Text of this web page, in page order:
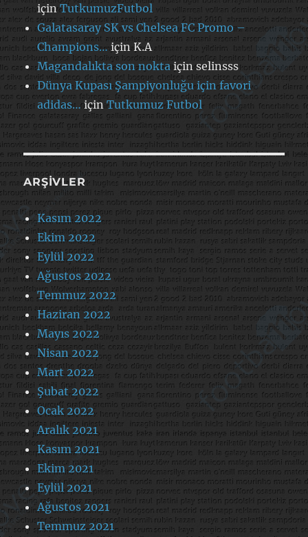
içinTutkumuzFutbol
Galatasaray SK vs Chelsea FC Promo –
Champions…içinK.A
Magandalıkta son noktaiçinselinsss
Dünya Kupası Şampiyonluğu için favori
adidas…içinTutkumuz Futbol
ARŞIVLER
Kasım 2022
Ekim 2022
Eylül 2022
Ağustos 2022
Temmuz 2022
Haziran 2022
Mayıs 2022
Nisan 2022
Mart 2022
Şubat 2022
Ocak 2022
Aralık 2021
Kasım 2021
Ekim 2021
Eylül 2021
Ağustos 2021
Temmuz 2021